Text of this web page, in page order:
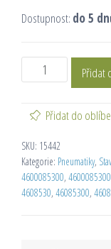
Dostupnost: do 5
Přidat
Přidat do
SKU: 15442
Kategorie: Pneumatiky,
4600085300,
4608530, 46085300,